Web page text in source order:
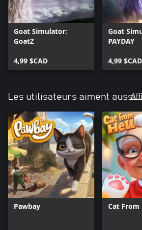
Goat Simulator:
GoatZ
4,99 $CAD
Goat
PAYDAY
4,99 $CAD
Les utilisateurs aiment aussi
Pawbay Cat From